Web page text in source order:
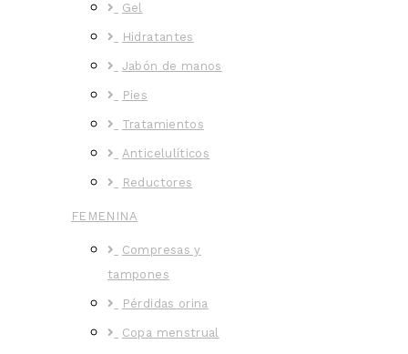
Gel
Hidratantes
Jabón de manos
Pies
Tratamientos
Anticelulíticos
Reductores
FEMENINA
Compresas y
tampones
Pérdidas orina
Copa menstrual